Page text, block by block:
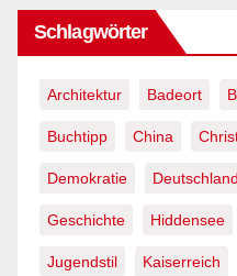
Schlagwörter
Architektur Badeort
Buchtipp China
Demokratie Deutschland
Geschichte Hiddensee
Jugendstil Kaiserreich